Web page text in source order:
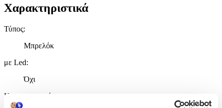
Χαρακτηριστικά
Τύπος:
Μπρελόκ
με Led:
Όχι
Κατασκευαστής